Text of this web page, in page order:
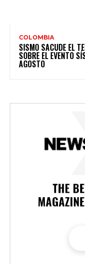
COLOMBIA
SISMO SACUDE EL
SOBRE EL EVENTO
AGOSTO